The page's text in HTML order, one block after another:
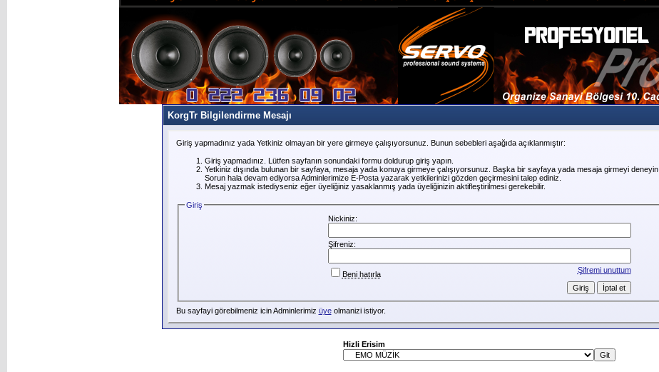
KorgTr Bilgilendirme Mesajı
Giriş yapmadınız yada Yetkiniz olmayan bir yere girmeye çalışıyorsunuz. Bunun sebebleri aşağıda açıklanmıştır:
Giriş yapmadınız. Lütfen sayfanın sonundaki formu doldurup giriş yapın.
Yetkiniz dışında bulunan bir sayfaya, mesaja yada konuya girmeye çalışıyorsunuz. Başka bir sayfaya yada mesaja girmeyi deneyin.
Sorun hala devam ediyorsa Adminlerimize E-Posta yazarak yetkilerinizi gözden geçirmesini talep ediniz.
Mesaj yazmak istediyseniz eğer üyeliğiniz yasaklanmış yada üyeliğinizin aktifleştirilmesi gerekebilir.
Giriş
Nickiniz:
Şifreniz:
Şifremi unuttum
Beni hatırla
Bu sayfayi görebilmeniz icin Adminlerimiz üyeolmanizi istiyor.
Hizli Erisim